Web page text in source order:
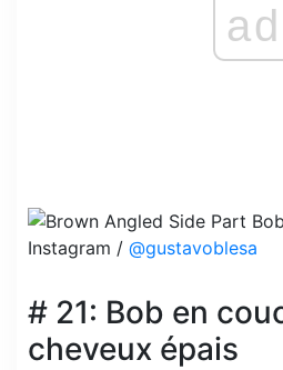
ad
Instagram / @gustavoblesa
# 21: Bob en
cheveux épais